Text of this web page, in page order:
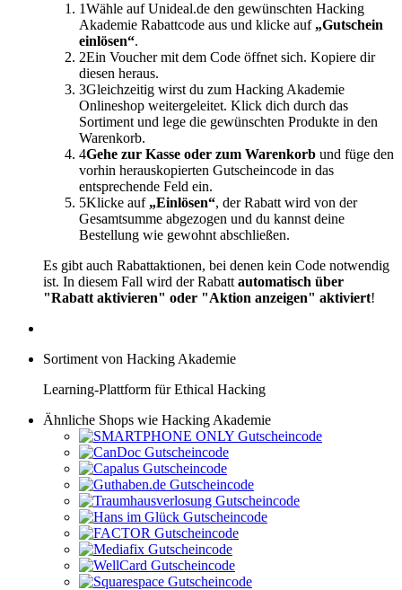
1Wähle auf Unideal.de den gewünschten Hacking
Akademie Rabattcode aus und klicke auf „Gutschein
einlösen“.
2Ein Voucher mit dem Code öffnet sich. Kopiere dir
diesen heraus.
3Gleichzeitig wirst du zum Hacking Akademie
Onlineshop weitergeleitet. Klick dich durch das
Sortiment und lege die gewünschten Produkte in den
Warenkorb.
4Gehe zur Kasse oder zum Warenkorb und füge den
vorhin herauskopierten Gutscheincode in das
entsprechende Feld ein.
5Klicke auf „Einlösen“, der Rabatt wird von der
Gesamtsumme abgezogen und du kannst deine
Bestellung wie gewohnt abschließen.
Es gibt auch Rabattaktionen, bei denen kein Code notwendig
ist. In diesem Fall wird der Rabatt automatisch über
"Rabatt aktivieren" oder "Aktion anzeigen" aktiviert!
Sortiment von Hacking Akademie
Learning-Plattform für Ethical Hacking
Ähnliche Shops wie Hacking Akademie